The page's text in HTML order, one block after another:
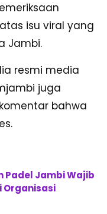
isu viral yang
Jambi.
resmi media
juga
bahwa
Padel Jambi Wajib
Organisasi